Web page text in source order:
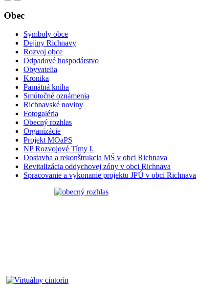
Obec
Symboly obce
Dejiny Richnavy
Rozvoj obce
Odpadové hospodárstvo
Obyvatelia
Kronika
Pamätná kniha
Smútočné oznámenia
Richnavské noviny
Fotogaléria
Obecný rozhlas
Organizácie
Projekt MOaPS
NP Rozvojové Tímy I.
Dostavba a rekonštrukcia MŠ v obci Richnava
Revitalizácia oddychovej zóny v obci Richnava
Spracovanie a vykonanie projektu JPÚ v obci Richnava